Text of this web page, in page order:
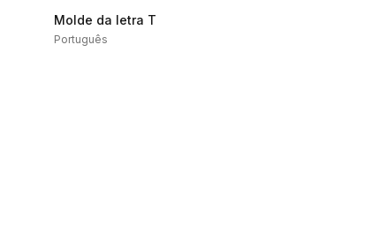
Molde da letra T
Português